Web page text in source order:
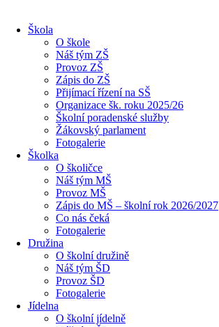
Škola
O škole
Náš tým ZŠ
Provoz ZŠ
Zápis do ZŠ
Přijímací řízení na SŠ
Organizace šk. roku 2025/26
Školní poradenské služby
Žákovský parlament
Fotogalerie
Školka
O školičce
Náš tým MŠ
Provoz MŠ
Zápis do MŠ – školní rok 2026/2027
Co nás čeká
Fotogalerie
Družina
O školní družině
Náš tým ŠD
Provoz ŠD
Fotogalerie
Jídelna
O školní jídelně